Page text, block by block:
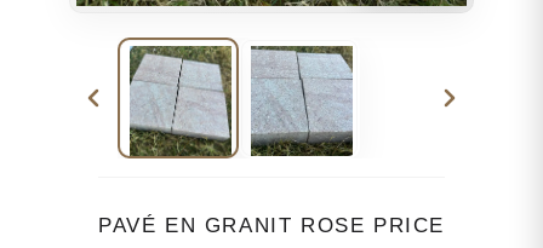
PAVÉ EN GRANIT ROSE PRICE